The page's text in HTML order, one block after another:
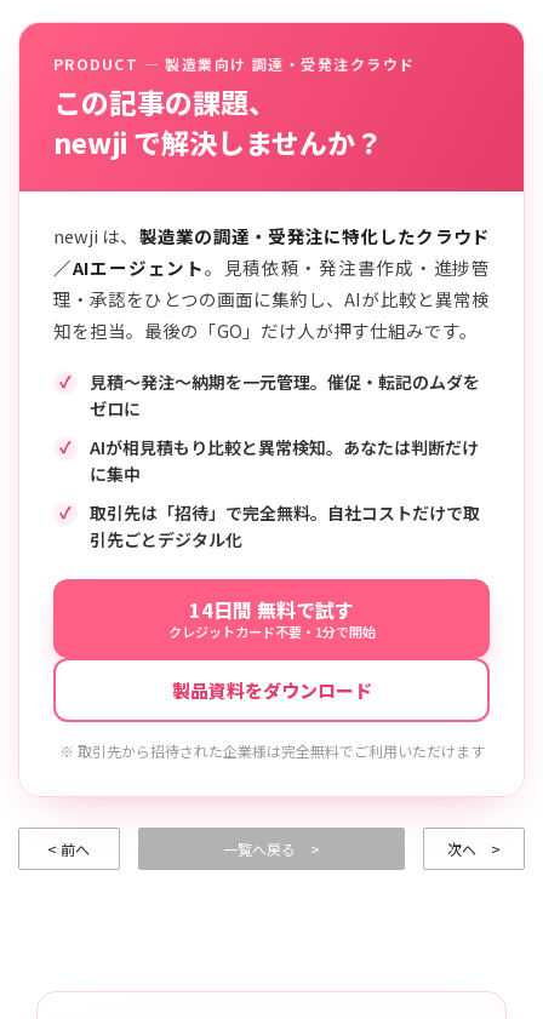
PRODUCT — 製造業向け 調達・受発注クラウド
この記事の課題、
newji で解決しませんか？
newji は、 製造業の調達・受発注に特化したクラウド
／AIエージェント。見積依頼・発注書作成・進捗管
理・承認をひとつの画面に集約し、AIが比較と異常検
知を担当。最後の「GO」だけ人が押す仕組みです。
見積〜発注〜納期を一元管理。催促・転記のムダを
ゼロに
AIが相見積もり比較と異常検知。あなたは判断だけ
に集中
取引先は「招待」で完全無料。自社コストだけで取
引先ごとデジタル化
14日間 無料で試す
クレジットカード不要・1分で開始
製品資料をダウンロード
※ 取引先から招待された企業様は完全無料でご利用いただけます
< 前へ 一覧へ戻る > 次へ >